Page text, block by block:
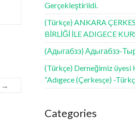
→
Gerçekleştirildi.
(Türkçe) ANKARA
BİRLİĞİ İLE ADIGECE
(Адыгабзэ) Адыгабзэ-
(Türkçe) Derneğimiz üyesi
“Adıgece (Çerkesçe) -
Categories